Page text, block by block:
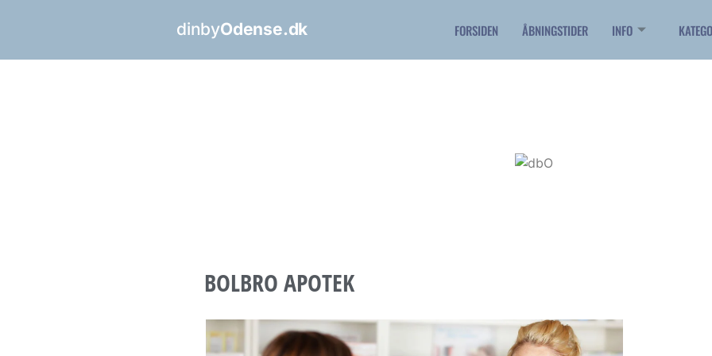
dinbyOdense.dk FORSIDEN ÅBNINGSTIDER INFO
BOLBRO APOTEK